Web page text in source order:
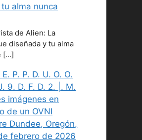
alma nunca
de Alien: La
diseñada y tu alma
[…]
P. P. D. U. O. O.
9. D. F. D. 2. |. M.
imágenes en
de un OVNI
Dundee, Oregón,
febrero de 2026